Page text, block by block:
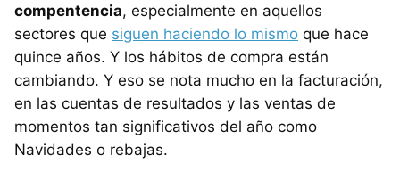
compentencia, especialmente en aquellos
sectores que siguen haciendo lo mismo que hace
quince años. Y los hábitos de compra están
cambiando. Y eso se nota mucho en la facturación,
en las cuentas de resultados y las ventas de
momentos tan significativos del año como
Navidades o rebajas.